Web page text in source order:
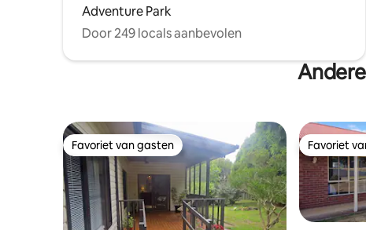
Adventure Park
Door 249 locals aanbevolen
Favoriet van gasten
Favoriet van gasten Favoriet
Favoriet